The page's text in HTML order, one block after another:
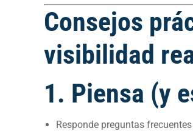
Consejos
visibilidad
1. Piensa (y
Responde preguntas